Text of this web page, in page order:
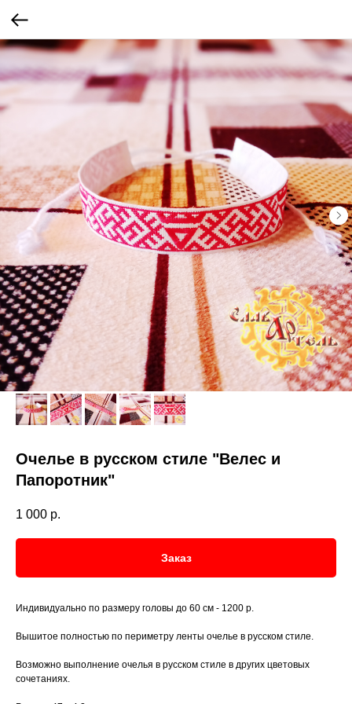
Очелье в русском стиле "Велес и
Папоротник"
1 000 р.
Заказ
Индивидуально по размеру головы до 60 см - 1200 р.
Вышитое полностью по периметру ленты очелье в русском стиле.
Возможно выполнение очелья в русском стиле в других цветовых
сочетаниях.